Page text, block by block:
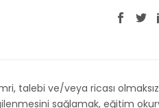
talebi ve/veya ricası
sağlamak, eğitim